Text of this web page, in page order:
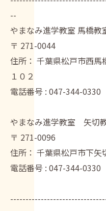
--
やまなみ進学教室 馬橋教
〒 271-0044
住所： 千葉県松戸市西
１０２
電話番号 : 047-344-0330
やまなみ進学教室 矢切
〒 271-0096
住所： 千葉県松戸市下矢
電話番号 : 047-344-0330